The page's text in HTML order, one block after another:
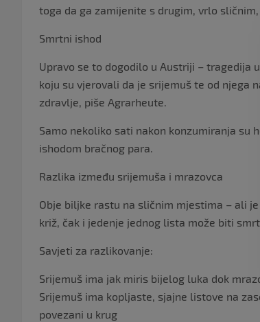
toga da ga zamijenite s drugim, vrlo
Smrtni ishod
Upravo se to dogodilo u Austriji – tragedija
koju su vjerovali da je srijemuš te od njega
zdravlje, piše Agrarheute.
Samo nekoliko sati nakon konzumiranja su
ishodom bračnog para.
Razlika između srijemuša i mrazovca
Obje biljke rastu na sličnim mjestima – ali
križ, čak i jedenje jednog lista može biti
Savjeti za razlikovanje:
Srijemuš ima jak miris bijelog luka dok
Srijemuš ima kopljaste, sjajne listove na
povezani u krug